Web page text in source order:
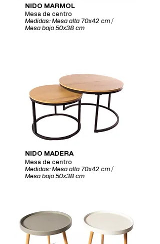
NIDO MARMOL
Mesa de centro
Medidas: Mesa alta 70x42 cm /
Mesa baja 50x38 cm
NIDO MADERA
Mesa de centro
Medidas: Mesa alta 70x42 cm /
Mesa baja 50x38 cm